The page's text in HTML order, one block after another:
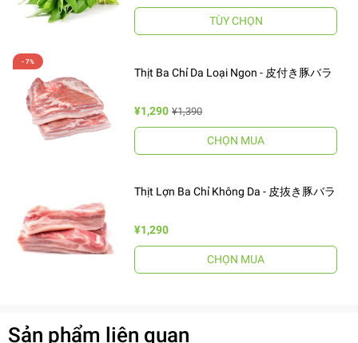
TÙY CHỌN
Thịt Ba Chỉ Da Loại Ngon - 皮付き豚バラ
¥1,290 ¥1,390
CHỌN MUA
Thịt Lợn Ba Chỉ Không Da - 皮抜き豚バラ
¥1,290
CHỌN MUA
Sản phẩm liên quan